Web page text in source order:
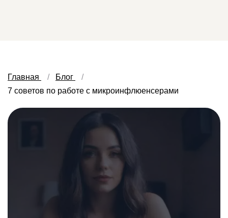
Главная
Блог
7 советов по работе с микроинфлюенсерами